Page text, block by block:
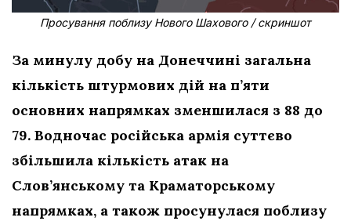
Просування поблизу Нового Шахового / скриншот
За минулу добу на Донеччині загальна
кількість штурмових дій на п’яти
основних напрямках зменшилася з 88 до
79. Водночас російська армія суттєво
збільшила кількість атак на
Слов’янському та Краматорському
напрямках, а також просунулася поблизу